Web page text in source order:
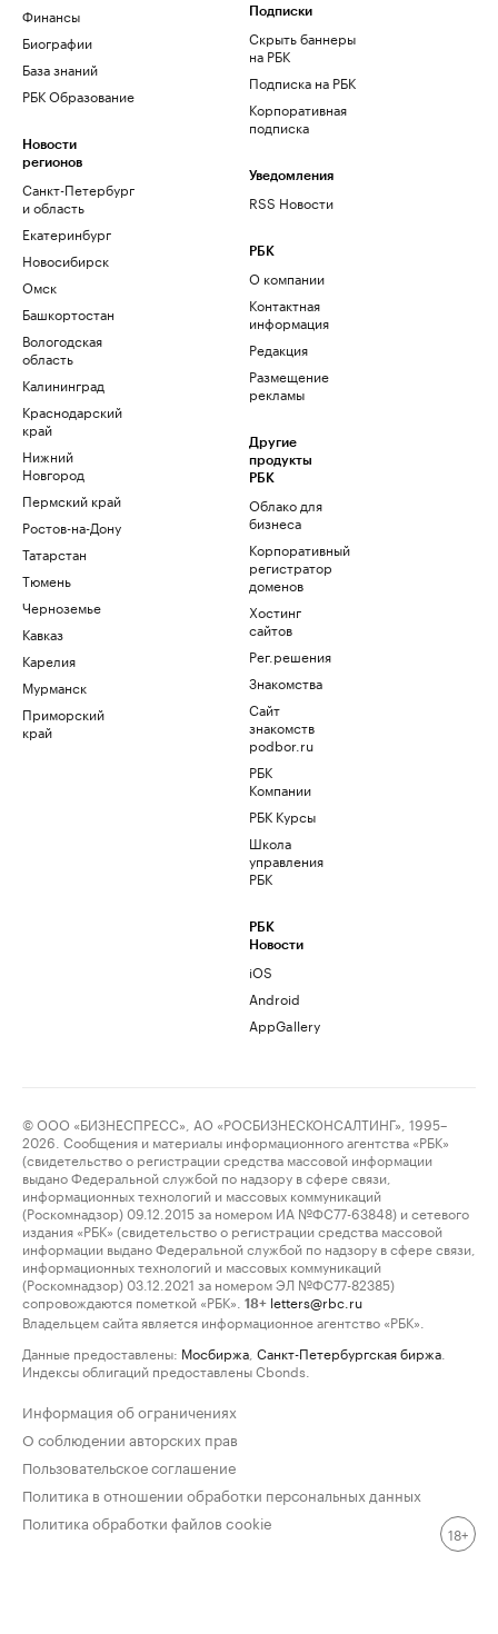
Финансы
Биографии
База знаний
РБК Образование
Новости
регионов
Санкт-Петербург
и область
Екатеринбург
Новосибирск
Омск
Башкортостан
Вологодская
область
Калининград
Краснодарский
край
Нижний
Новгород
Пермский край
Ростов-на-Дону
Татарстан
Тюмень
Черноземье
Кавказ
Карелия
Мурманск
Приморский
край
Подписки
Скрыть баннеры
на РБК
Подписка на РБК
Корпоративная
подписка
Уведомления
RSS Новости
РБК
О компании
Контактная
информация
Редакция
Размещение
рекламы
Другие
продукты
РБК
Облако для
бизнеса
Корпоративный
регистратор
доменов
Хостинг
сайтов
Рег.решения
Знакомства
Сайт
знакомств
podbor.ru
РБК
Компании
РБК Курсы
Школа
управления
РБК
РБК
Новости
iOS
Android
AppGallery
© ООО «БИЗНЕСПРЕСС», АО «РОСБИЗНЕСКОНСАЛТИНГ», 1995–
2026. Сообщения и материалы информационного агентства «РБК»
(свидетельство о регистрации средства массовой информации
выдано Федеральной службой по надзору в сфере связи,
информационных технологий и массовых коммуникаций
(Роскомнадзор) 09.12.2015 за номером ИА №ФС77-63848) и сетевого
издания «РБК» (свидетельство о регистрации средства массовой
информации выдано Федеральной службой по надзору в сфере связи,
информационных технологий и массовых коммуникаций
(Роскомнадзор) 03.12.2021 за номером ЭЛ №ФС77-82385)
сопровождаются пометкой «РБК».
18+ letters@rbc.ru
Владельцем сайта является информационное агентство «РБК».
Данные предоставлены: Мосбиржа Санкт-Петербургская биржа
Индексы облигаций предоставлены Cbonds.
Информация об ограничениях
О соблюдении авторских прав
Пользовательское соглашение
Политика в отношении обработки персональных данных
Политика обработки файлов cookie
18+